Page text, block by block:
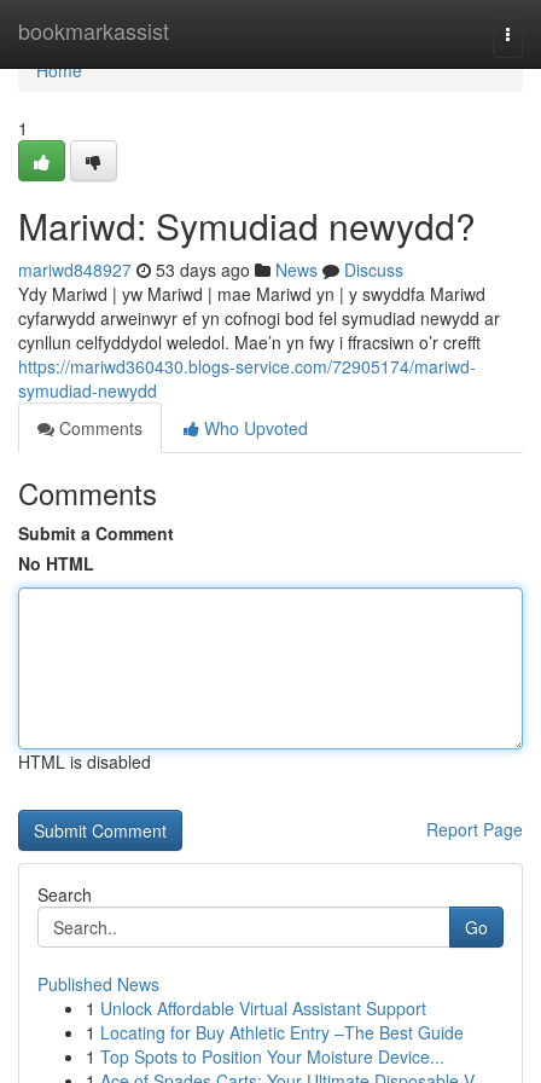
bookmarkassist
Home
Home
1
Mariwd: Symudiad newydd?
mariwd848927 53 days ago News
Discuss
Ydy Mariwd | yw Mariwd | mae Mariwd yn | y swyddfa Mariwd
cyfarwydd arweinwyr ef yn cofnogi bod fel symudiad newydd ar
cynllun celfyddydol weledol. Mae’n yn fwy i ffracsiwn o’r crefft
https://mariwd360430.blogs-service.com/72905174/mariwd-
symudiad-newydd
Comments
Who Upvoted
Comments
Submit a Comment
No HTML
HTML is disabled
Report Page
Search
Go
Published News
1 Unlock Affordable Virtual Assistant Support
1 Locating for Buy Athletic Entry –The Best Guide
1 Top Spots to Position Your Moisture Device...